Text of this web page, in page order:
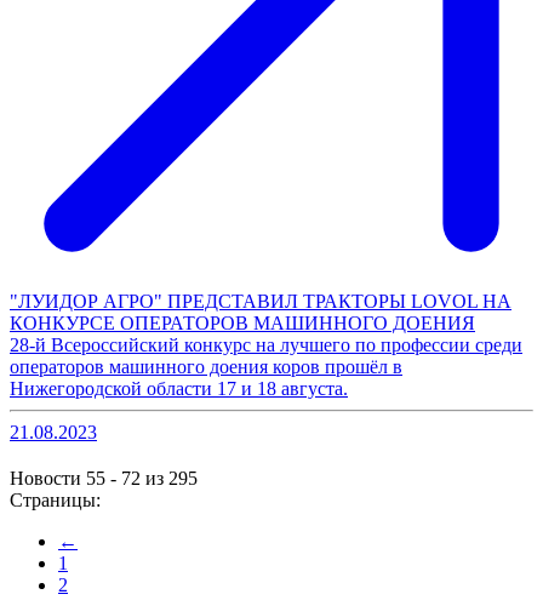
"ЛУИДОР АГРО" ПРЕДСТАВИЛ ТРАКТОРЫ LOVOL НА
КОНКУРСЕ ОПЕРАТОРОВ МАШИННОГО ДОЕНИЯ
28-й Всероссийский конкурс на лучшего по профессии среди
операторов машинного доения коров прошёл в
Нижегородской области 17 и 18 августа.
21.08.2023
Новости 55 - 72 из 295
Страницы:
←
1
2